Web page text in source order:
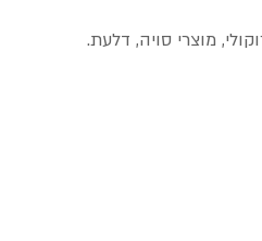
מוצרי סויה, דלעת.